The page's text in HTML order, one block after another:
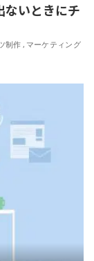
ないときにチ
制作 マーケティング